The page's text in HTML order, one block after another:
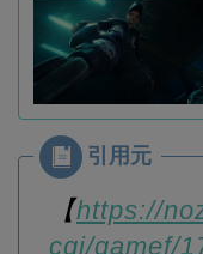
【https://
cgi/gamef/